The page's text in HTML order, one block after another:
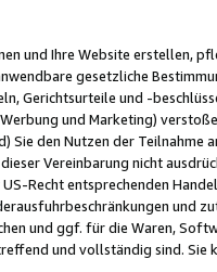
und Ihre Website erstellen,
gesetzliche
Gerichtsurteile und -
und Marketing)
Sie den Nutzen der Teilnahme
Vereinbarung nicht
Recht entsprechenden
und
und ggf. für die Waren,
und vollständig sind. Sie